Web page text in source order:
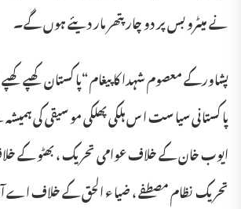
نے میٹرو بس پر دو چار پتھر مار دیئے ہوں گے۔
پشاورکے معصوم شہدا کا پیغام “پا کستان کھپے
پا کستانی سیا ست ا س ہلکی پھلکی مو سیقی کی
ایوب خان کے خلاف عوامی تحریک ، بھٹو کے
تحریک نظام مصطفے ، ضیا ء الحق کے خلاف اے آر